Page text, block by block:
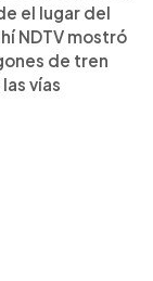
el lugar del
NDTV mostró
de tren
vías